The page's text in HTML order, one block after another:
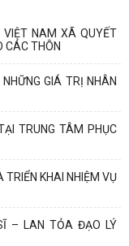
NAM XÃ QUYẾT
CÁC THÔN
GIÁ TRỊ NHÂN
TRUNG TÂM PHỤC
TRIỂN KHAI NHIỆM VỤ
– LAN TỎA ĐẠO LÝ